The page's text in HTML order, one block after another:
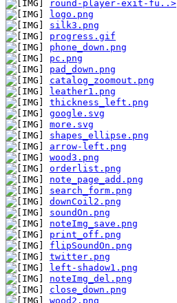
round-player-exit-fu..>
logo.png
silk3.png
progress.gif
phone_down.png
pc.png
pad_down.png
catalog_zoomout.png
leather1.png
thickness_left.png
google.svg
more.svg
shapes_ellipse.png
arrow-left.png
wood3.png
orderlist.png
note_page_add.png
search_form.png
downCoil2.png
soundOn.png
noteImg_save.png
print_off.png
flipSoundOn.png
twitter.png
left-shadow1.png
noteImg_del.png
close_down.png
wood2.png